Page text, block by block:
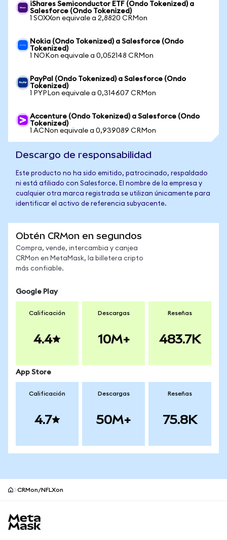
iShares Semiconductor ETF (Ondo Tokenized) a
Salesforce (Ondo Tokenized)
1 SOXXon equivale a 2,8820 CRMon
Nokia (Ondo Tokenized) a Salesforce (Ondo
Tokenized)
1 NOKon equivale a 0,052148 CRMon
PayPal (Ondo Tokenized) a Salesforce (Ondo
Tokenized)
1 PYPLon equivale a 0,314607 CRMon
Accenture (Ondo Tokenized) a Salesforce (Ondo
Tokenized)
1 ACNon equivale a 0,939089 CRMon
Descargo de responsabilidad
Este producto no ha sido emitido, patrocinado, respaldado
ni está afiliado con Salesforce. El nombre de la empresa y
cualquier otra marca registrada se utilizan únicamente para
identificar el activo de referencia subyacente.
Obtén CRMon en segundos
Compra, vende, intercambia y canjea
CRMon en MetaMask, la billetera cripto
más confiable.
Google Play
Calificación
4.4
Descargas
10M+
Reseñas
483.7K
App Store
Calificación
4.7
Descargas
50M+
Reseñas
75.8K
CRMon/NFLXon